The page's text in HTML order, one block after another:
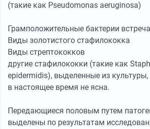
(такие как Pseudomonas aeruginosa)
Грамположительные бактерии
Виды золотистого стафилококка
Виды стрептококков
другие стафилококки (такие как
epidermidis), выделенные из культуры,
в настоящее время не ясна.
Передающиеся половым путем
выделены по результатам